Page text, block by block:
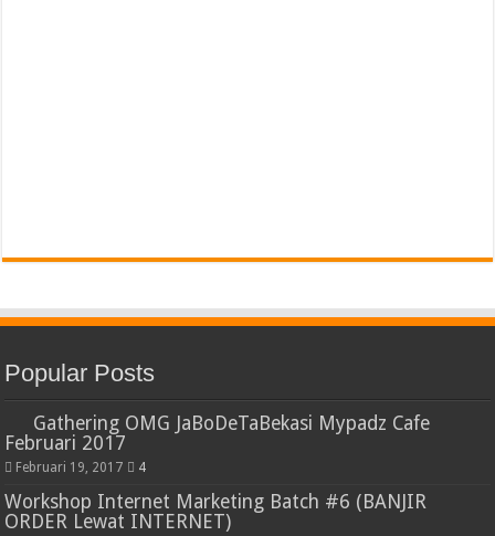
Popular Posts
Gathering OMG JaBoDeTaBekasi Mypadz Cafe
Februari 2017
Februari 19, 2017 4
Workshop Internet Marketing Batch #6 (BANJIR
ORDER Lewat INTERNET)